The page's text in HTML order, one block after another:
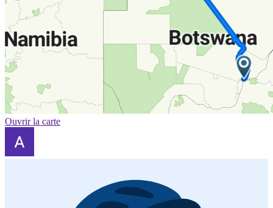
Ouvrir la carte